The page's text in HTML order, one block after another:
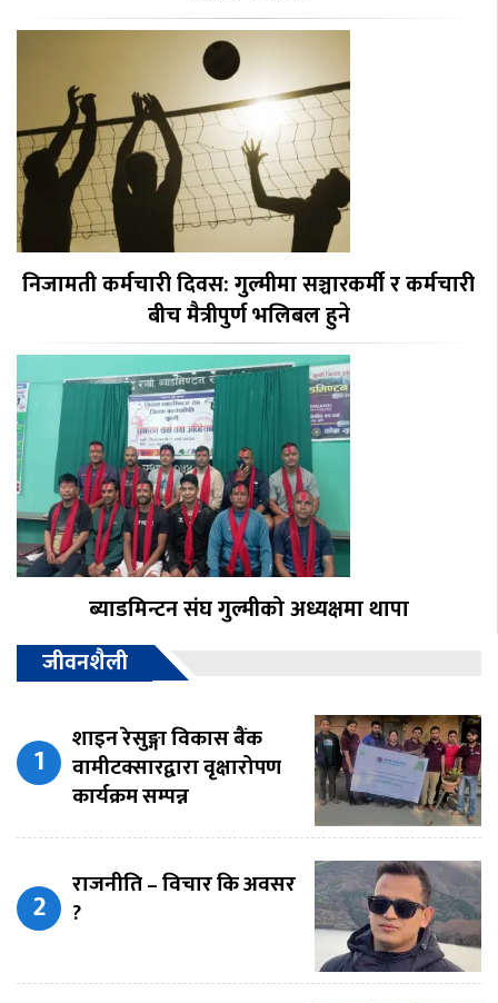
निजामती कर्मचारी दिवस: गुल्मीमा सञ्चारकर्मी र कर्मचारी
बीच मैत्रीपुर्ण भलिबल हुने
ब्याडमिन्टन संघ गुल्मीको अध्यक्षमा थापा
जीवनशैली
शाइन रेसुङ्गा विकास बैंक
वामीटक्सारद्वारा वृक्षारोपण
कार्यक्रम सम्पन्न
राजनीति – विचार कि अवसर
?